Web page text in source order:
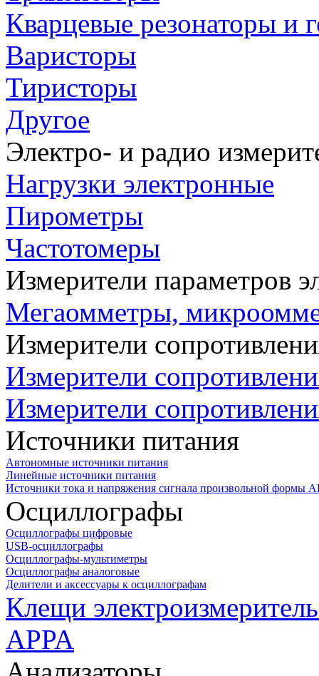
Кварцевые резонаторы и
Варисторы
Тиристоры
Другое
Электро- и радио
Нагрузки электронные
Пирометры
Частотомеры
Измерители параметров
Мегаомметры,
Измерители
Измерители
Измерители
Источники питания
Автономные источники питания
Линейные источники питания
Источники тока и напряжения сигнала произвольной формы
Осциллографы
Осциллографы цифровые
USB-осциллографы
Осциллографы-мультиметры
Осциллографы аналоговые
Делители и аксессуары к осциллографам
Клещи
APPA